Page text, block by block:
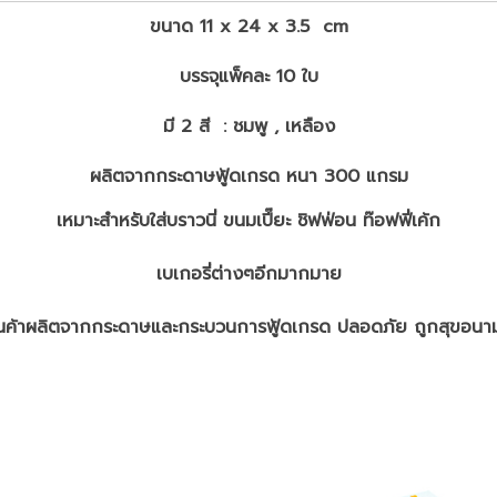
ขนาด 11 x 24 x 3.5 cm
บรรจุแพ็คละ 10 ใบ
มี 2 สี : ชมพู , เหลือง
ผลิตจากกระดาษฟู้ดเกรด หนา 300 แกรม
เหมาะสำหรับใส่บราวนี่ ขนมเปี๊ยะ ชิฟฟ่อน ท๊อฟฟี่เค้ก
เบเกอรี่ต่างๆอีกมากมาย
าผลิตจากกระดาษและกระบวนการฟู้ดเกรด ปลอดภัย ถูกสุขอน